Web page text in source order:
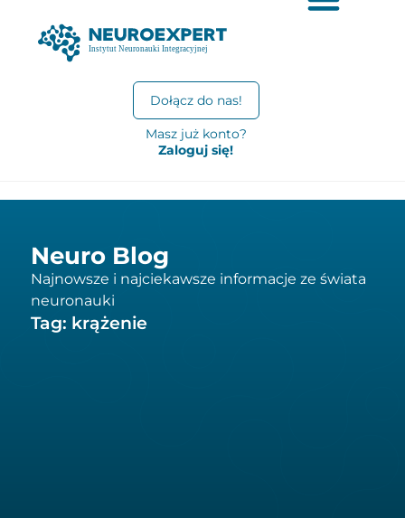
Dołącz do nas!
Masz już konto?
Zaloguj się!
Neuro Blog
Najnowsze i najciekawsze informacje ze świata
neuronauki
Tag: krążenie